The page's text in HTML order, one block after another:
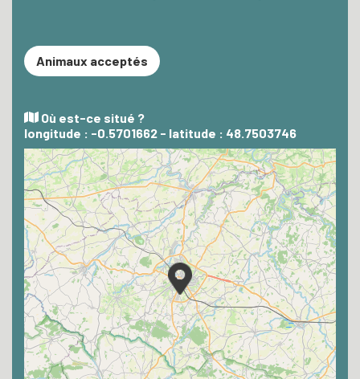
Animaux acceptés
Où est-ce situé ?
longitude : -0.5701662 - latitude : 48.7503746